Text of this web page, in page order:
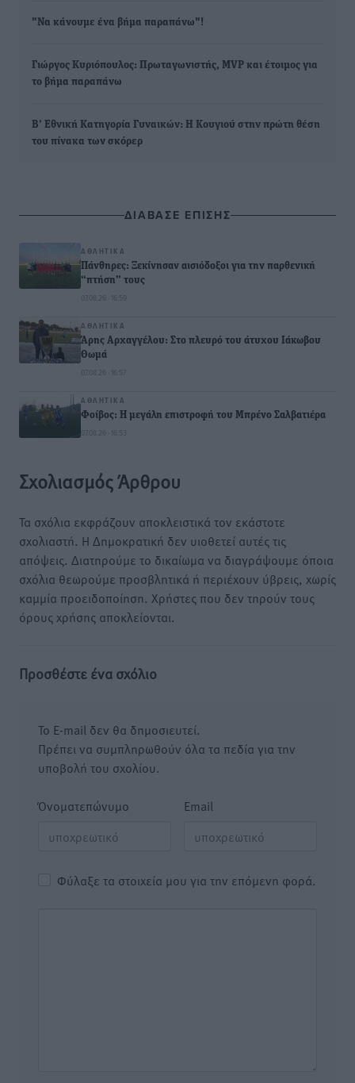
"Να κάνουμε ένα βήμα παραπάνω"!
Γιώργος Κυριόπουλος: Πρωταγωνιστής, MVP και έτοιμος για
το βήμα παραπάνω
Β’ Εθνική Κατηγορία Γυναικών: Η Κουγιού στην πρώτη θέση
του πίνακα των σκόρερ
ΔΙΑΒΑΣΕ ΕΠΙΣΗΣ
ΑΘΛΗΤΙΚΆ
Πάνθηρες: Ξεκίνησαν αισιόδοξοι για την παρθενική
“πτήση” τους
07.08.26 · 16:59
ΑΘΛΗΤΙΚΆ
Άρης Αρχαγγέλου: Στο πλευρό του άτυχου Ιάκωβου
Θωμά
07.08.26 · 16:57
ΑΘΛΗΤΙΚΆ
Φοίβος: Η μεγάλη επιστροφή του Μπρένο Σαλβατιέρα
07.08.26 · 16:53
Σχολιασμός Άρθρου
Τα σχόλια εκφράζουν αποκλειστικά τον εκάστοτε
σχολιαστή. Η Δημοκρατική δεν υιοθετεί αυτές τις
απόψεις. Διατηρούμε το δικαίωμα να διαγράψουμε όποια
σχόλια θεωρούμε προσβλητικά ή περιέχουν ύβρεις, χωρίς
καμμία προειδοποίηση. Χρήστες που δεν τηρούν τους
όρους χρήσης αποκλείονται.
Προσθέστε ένα σχόλιο
Το E-mail δεν θα δημοσιευτεί.
Πρέπει να συμπληρωθούν όλα τα πεδία για την
υποβολή του σχολίου.
Όνοματεπώνυμο Email
Φύλαξε τα στοιχεία μου για την επόμενη φορά.